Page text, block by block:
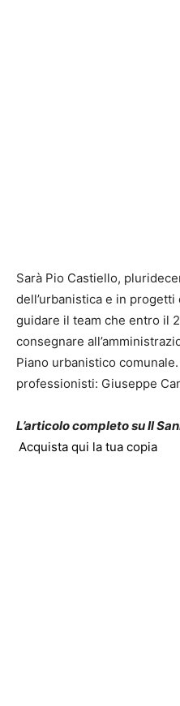
Sarà Pio Castiello,
dell’urbanistica e in
guidare il team che entro il
consegnare
Piano urbanistico
professionisti: Giuseppe
L’articolo completo su Il
Acquista qui la tua copia